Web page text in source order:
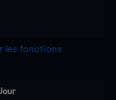
les fonctions